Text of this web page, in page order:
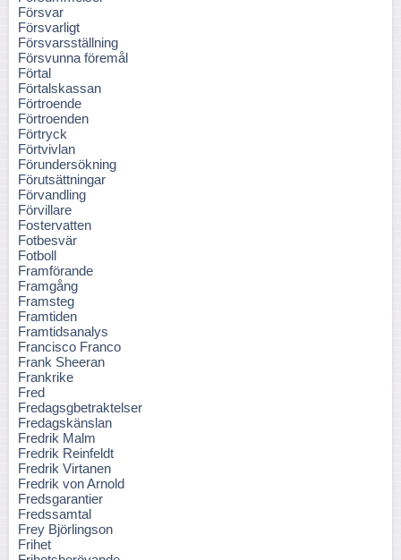
Försvar
Försvarligt
Försvarsställning
Försvunna föremål
Förtal
Förtalskassan
Förtroende
Förtroenden
Förtryck
Förtvivlan
Förundersökning
Förutsättningar
Förvandling
Förvillare
Fostervatten
Fotbesvär
Fotboll
Framförande
Framgång
Framsteg
Framtiden
Framtidsanalys
Francisco Franco
Frank Sheeran
Frankrike
Fred
Fredagsgbetraktelser
Fredagskänslan
Fredrik Malm
Fredrik Reinfeldt
Fredrik Virtanen
Fredrik von Arnold
Fredsgarantier
Fredssamtal
Frey Björlingson
Frihet